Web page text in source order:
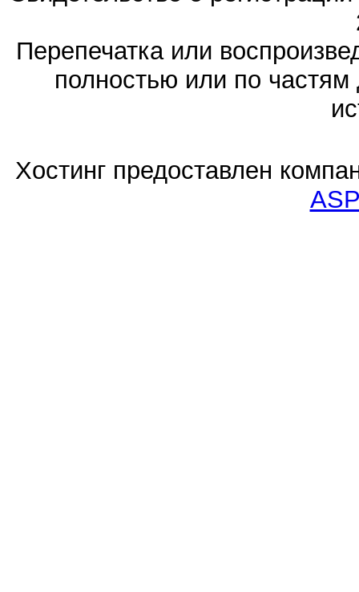
Перепечатка или
полностью или по частям
Хостинг предоставлен